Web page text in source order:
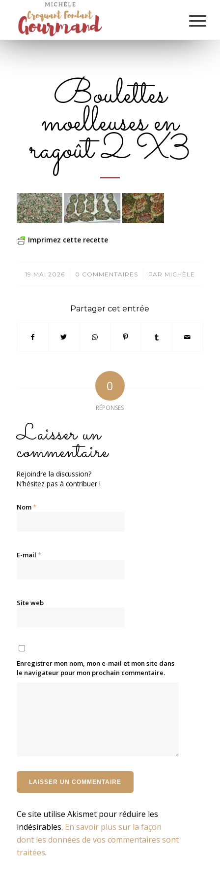
Boulettes
moelleuses en
ragoût 2 X3
Imprimez cette recette
19 MAI 2026
/ 0 COMMENTAIRES
/ PAR MICHÈLE
Partager cet entrée
0
RÉPONSES
Laisser un
commentaire
Rejoindre la discussion?
N’hésitez pas à contribuer !
Nom*
E-mail *
Site web
Enregistrer mon nom, mon e-mail et mon site dans
le navigateur pour mon prochain commentaire.
Ce site utilise Akismet pour réduire les
indésirables. En savoir plus sur la façon
dont les données de vos commentaires sont
traitées.